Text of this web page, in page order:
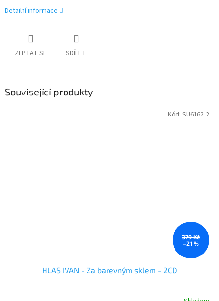
Detailní informace
ZEPTAT SE SDÍLET
Související produkty
379 Kč
–21 %
HLAS IVAN - Za barevným sklem - 2CD
Kód: SU6162-2